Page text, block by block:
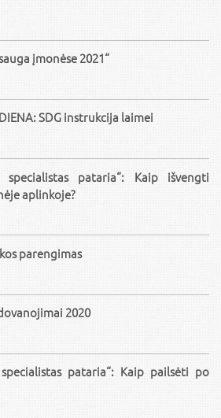
įmonėse 2021“
SDG instrukcija laimei
specialistas pataria“: Kaip išvengti
aplinkoje?
parengimas
2020
pataria“: Kaip pailsėti po